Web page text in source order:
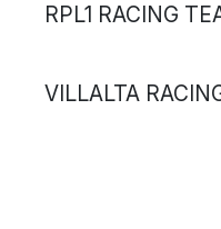
RPL1 RACING
VILLALTA